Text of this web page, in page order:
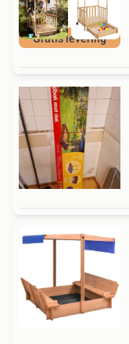
Gratis levering